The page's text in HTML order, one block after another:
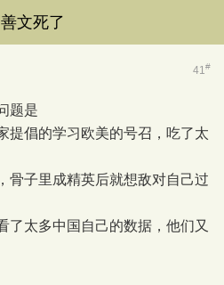
文死了
41#
题是
提倡的学习欧美的号召，吃了太
骨子里成精英后就想敌对自己过
了太多中国自己的数据，他们又